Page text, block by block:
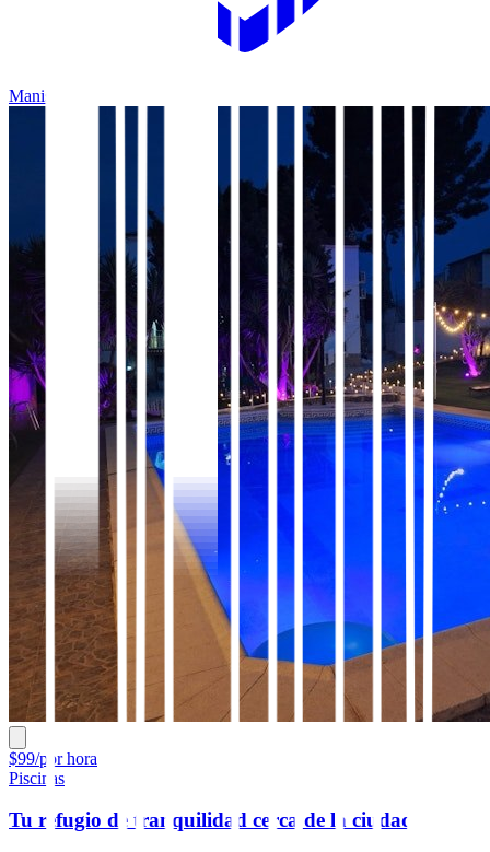
Manises
$99/por hora
Piscinas
Tu refugio de tranquilidad cerca de la ciudad